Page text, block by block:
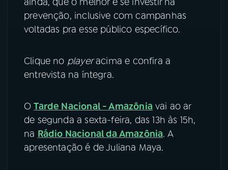
prevenção, inclusive com campanhas
voltadas pra esse público específico.
Clique no playeracima e confira a
entrevista na íntegra.
OTarde Nacional - Amazônia vai ao ar
de segunda a sexta-feira, das 13h às 15h,
na Rádio Nacional da Amazônia. A
apresentação é de Juliana Maya.